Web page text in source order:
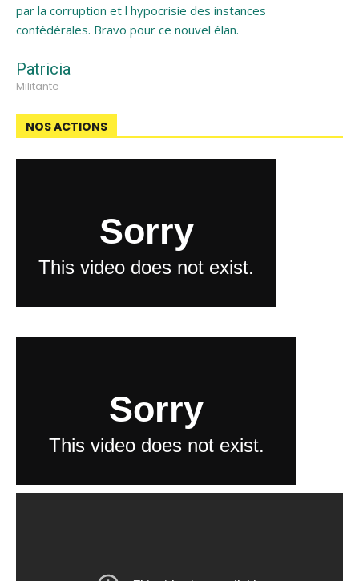
par la corruption et l hypocrisie des instances
confédérales. Bravo pour ce nouvel élan.
Patricia
Militante
NOS ACTIONS